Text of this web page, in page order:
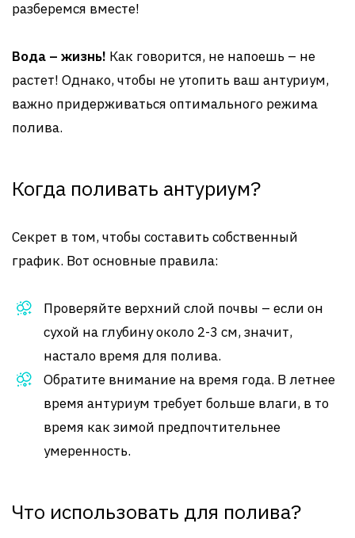
разберемся вместе!
Вода – жизнь! Как говорится, не напоешь – не
растет! Однако, чтобы не утопить ваш антуриум,
важно придерживаться оптимального режима
полива.
Когда поливать антуриум?
Секрет в том, чтобы составить собственный
график. Вот основные правила:
Проверяйте верхний слой почвы – если он
сухой на глубину около 2-3 см, значит,
настало время для полива.
Обратите внимание на время года. В летнее
время антуриум требует больше влаги, в то
время как зимой предпочтительнее
умеренность.
Что использовать для полива?